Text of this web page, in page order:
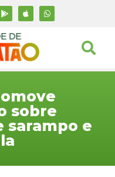
sobre
sarampo e